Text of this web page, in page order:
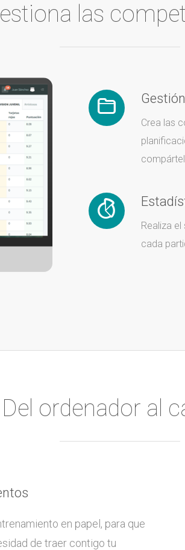
las
Crea las
Realiza
cada
Del ordenador al
en papel, para que
de traer contigo tu